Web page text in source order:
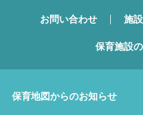
お問い合わせ 施
保育施設
保育地図からのお知らせ